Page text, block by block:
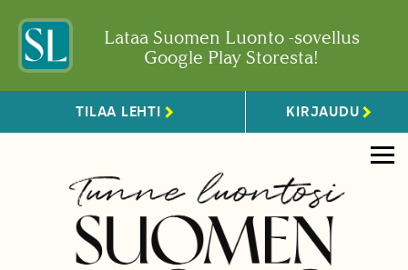
Lataa Suomen Luonto -sovellus
Google Play Storesta!
TILAA LEHTI KIRJAUDU